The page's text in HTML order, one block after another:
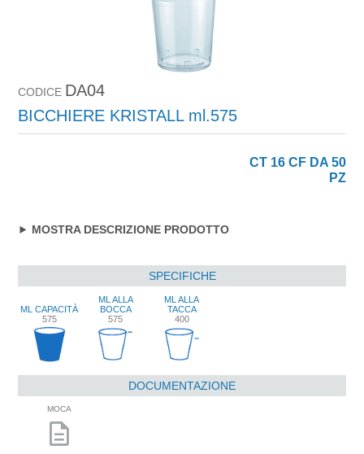
CODICE DA04
BICCHIERE KRISTALL ml.575
CT 16 CF DA 50
PZ
MOSTRA DESCRIZIONE PRODOTTO
SPECIFICHE
ML CAPACITÀ
575
ML ALLA
BOCCA
575
ML ALLA
TACCA
400
DOCUMENTAZIONE
MOCA
description